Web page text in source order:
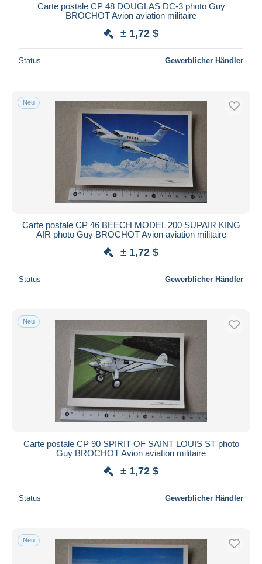
Carte postale CP 48 DOUGLAS DC-3 photo Guy
BROCHOT Avion aviation militaire
± 1,72 $
Status Gewerblicher Händler
Neu
Carte postale CP 46 BEECH MODEL 200 SUPAIR KING
AIR photo Guy BROCHOT Avion aviation militaire
± 1,72 $
Status Gewerblicher Händler
Neu
Carte postale CP 90 SPIRIT OF SAINT LOUIS ST photo
Guy BROCHOT Avion aviation militaire
± 1,72 $
Status Gewerblicher Händler
Neu